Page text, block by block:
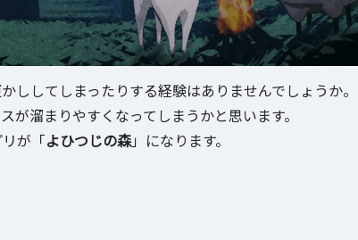
ししてしまったりする経験はありませんでしょうか。
が溜まりやすくなってしまうかと思います。
が「よひつじの森」になります。